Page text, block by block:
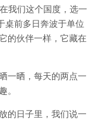
我们这个国度，选一
桌前多日奔波于单位
伙伴一样，它藏在
一晒，每天的两点一
的日子里，我们说一